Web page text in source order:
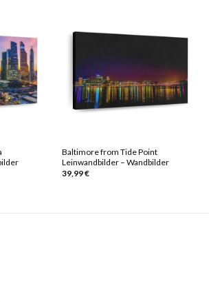
Baltimore from Tide Point
Leinwandbilder – Wandbilder
39,99€